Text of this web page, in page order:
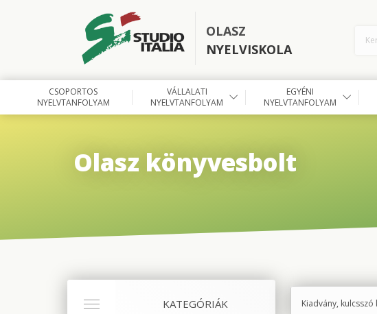
OLASZ
NYELVISKOLA
CSOPORTOS
NYELVTANFOLYAM
VÁLLALATI
NYELVTANFOLYAM
EGYÉNI
NYELVTANFOLYAM
Olasz könyvesbolt
KATEGÓRIÁK